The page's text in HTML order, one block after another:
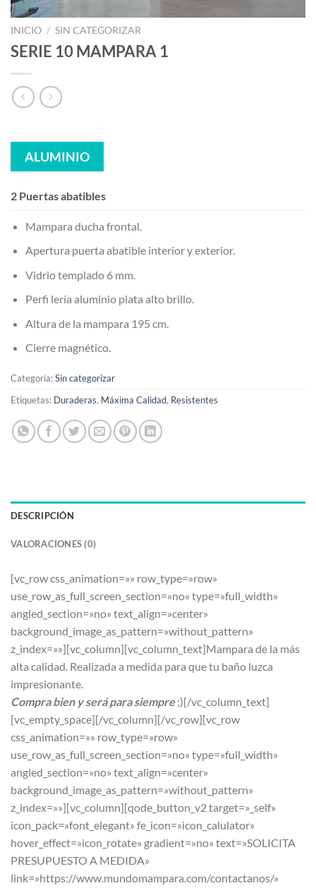
INICIO / SIN CATEGORIZAR
SERIE 10 MAMPARA 1
ALUMINIO
2 Puertas abatibles
Mampara ducha frontal.
Apertura puerta abatible interior y exterior.
Vidrio templado 6 mm.
Perfi lería aluminio plata alto brillo.
Altura de la mampara 195 cm.
Cierre magnético.
Categoría:Sin categorizar
Etiquetas: Duraderas, Máxima Calidad, Resistentes
DESCRIPCIÓN
VALORACIONES (0)
[vc_row css_animation=»» row_type=»row»
use_row_as_full_screen_section=»no» type=»full_width»
angled_section=»no» text_align=»center»
background_image_as_pattern=»without_pattern»
z_index=»»][vc_column][vc_column_text]Mampara de la más
alta calidad. Realizada a medida para que tu baño luzca
impresionante.
Compra bien y será para siempre;)[/vc_column_text]
[vc_empty_space][/vc_column][/vc_row][vc_row
css_animation=»» row_type=»row»
use_row_as_full_screen_section=»no» type=»full_width»
angled_section=»no» text_align=»center»
background_image_as_pattern=»without_pattern»
z_index=»»][vc_column][qode_button_v2 target=»_self»
icon_pack=»font_elegant» fe_icon=»icon_calulator»
hover_effect=»icon_rotate» gradient=»no» text=»SOLICITA
PRESUPUESTO A MEDIDA»
link=»https://www.mundomampara.com/contactanos/»